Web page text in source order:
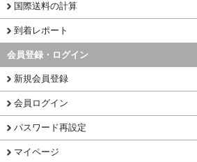
国際送料の計算
到着レポート
会員登録・ログイン
新規会員登録
会員ログイン
パスワード再設定
マイページ